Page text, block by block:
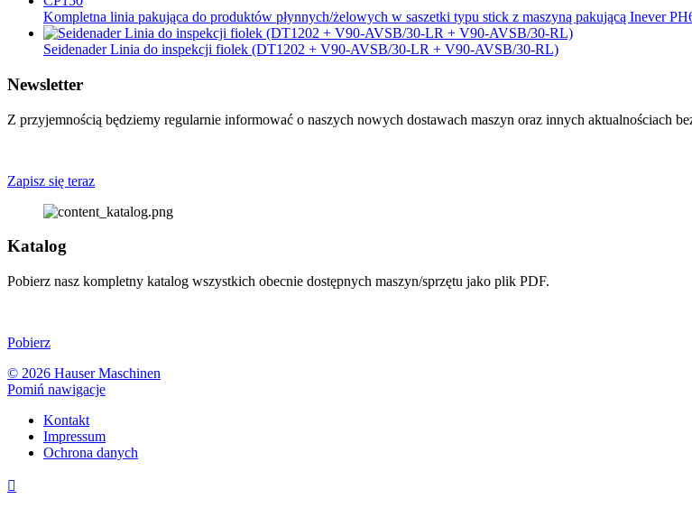
Kompletna linia pakująca do produktów płynnych/żelowych w saszetki typu stick z maszyną pakującą Inever
Seidenader Linia do inspekcji fiolek (DT1202 + V90-AVSB/30-LR + V90-AVSB/30-RL)
Newsletter
Z przyjemnością będziemy regularnie informować o naszych nowych dostawach maszyn oraz innych aktualnościach
Zapisz się teraz
Katalog
Pobierz nasz kompletny katalog wszystkich obecnie dostępnych maszyn/sprzętu jako plik PDF.
Pobierz
© 2026 Hauser Maschinen
Pomiń nawigacje
Kontakt
Impressum
Ochrona danych
